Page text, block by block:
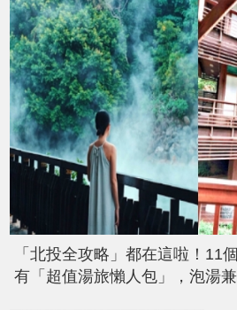
「北投全攻略」都在這啦！11
有「超值湯旅懶人包」，泡湯